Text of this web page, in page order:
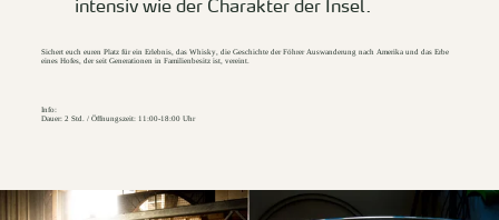
intensiv wie der Charakter der Insel.
Sichert euch euren Platz für ein Erlebnis, das Whisky, die Geschichte der Föhrer Auswanderung nach Amerika und das Erbe
eines Hofes, der seit Generationen in Familienbesitz ist, vereint.
Info:
Dauer: 2 Std. / Öffnungszeit: 11:00-18:00 Uhr